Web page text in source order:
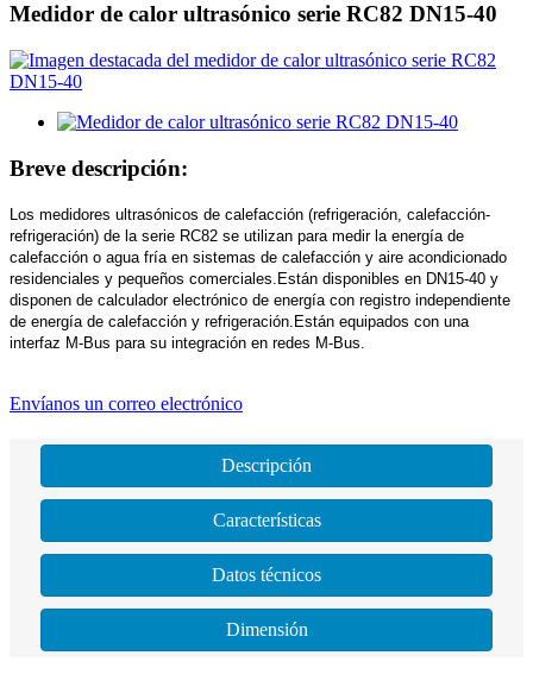
Medidor de calor ultrasónico serie RC82 DN15-40
Breve descripción:
Los medidores ultrasónicos de calefacción (refrigeración, calefacción-
refrigeración) de la serie RC82 se utilizan para medir la energía de
calefacción o agua fría en sistemas de calefacción y aire acondicionado
residenciales y pequeños comerciales.Están disponibles en DN15-40 y
disponen de calculador electrónico de energía con registro independiente
de energía de calefacción y refrigeración.Están equipados con una
interfaz M-Bus para su integración en redes M-Bus.
Envíanos un correo electrónico
Descripción
Características
Datos técnicos
Dimensión